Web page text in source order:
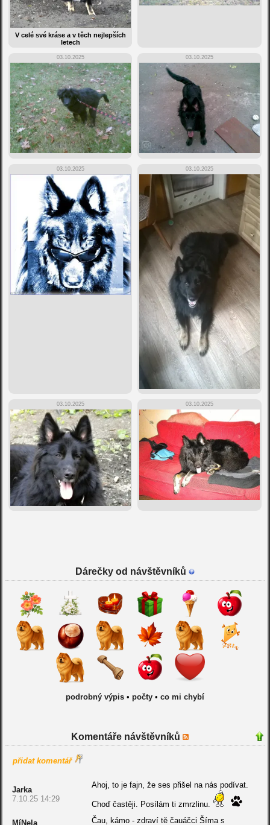
V celé své kráse a v těch nejlepších
letech
03.10.2025 03.10.2025
03.10.2025 03.10.2025
03.10.2025 03.10.2025
Dárečky od návštěvníků
podrobný výpis• počty• co mi chybí
Komentáře návštěvníků
přidat komentář
Jarka
7.10.25 14:29
Ahoj, to je fajn, že ses přišel na nás podívat.
Choď častěji. Posílám ti zmrzlinu.
MíNela Čau, kámo - zdraví tě čauáčci Šíma s